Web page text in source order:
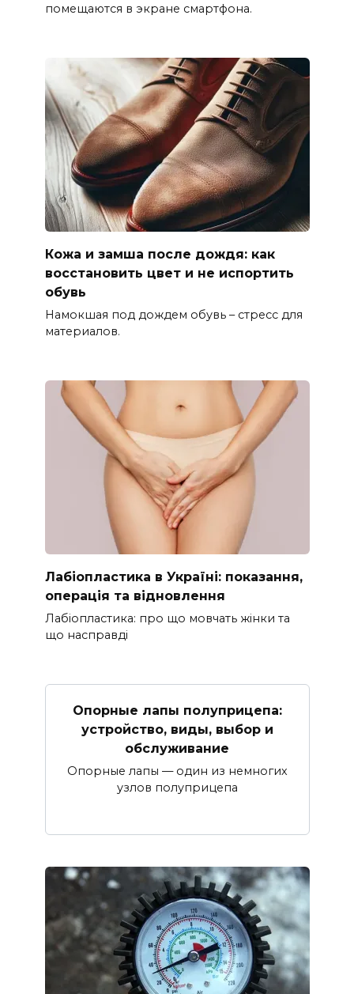
помещаются в экране смартфона.
Кожа и замша после дождя: как
восстановить цвет и не испортить
обувь
Намокшая под дождем обувь – стресс для
материалов.
Лабіопластика в Україні: показання,
операція та відновлення
Лабіопластика: про що мовчать жінки та
що насправді
Опорные лапы полуприцепа:
устройство, виды, выбор и
обслуживание
Опорные лапы — один из немногих
узлов полуприцепа